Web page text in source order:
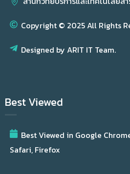
Copyright © 2025 All Rights
Designed by ARIT IT Team.
Best Viewed
Best Viewed in Google
Safari, Firefox